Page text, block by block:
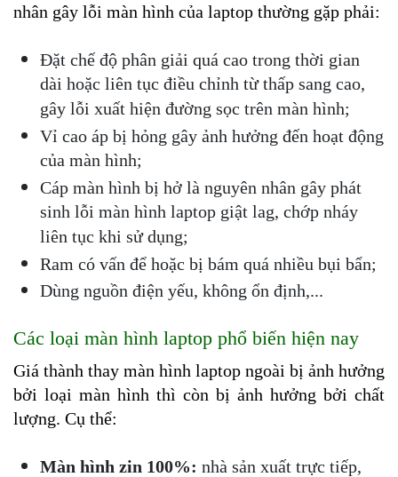
nhân gây lỗi màn hình của laptop thường gặp phải:
Đặt chế độ phân giải quá cao trong thời gian
dài hoặc liên tục điều chỉnh từ thấp sang cao,
gây lỗi xuất hiện đường sọc trên màn hình;
Vỉ cao áp bị hỏng gây ảnh hưởng đến hoạt động
của màn hình;
Cáp màn hình bị hở là nguyên nhân gây phát
sinh lỗi màn hình laptop giật lag, chớp nháy
liên tục khi sử dụng;
Ram có vấn để hoặc bị bám quá nhiều bụi bẩn;
Dùng nguồn điện yếu, không ổn định,...
Các loại màn hình laptop phổ biến hiện nay
Giá thành thay màn hình laptop ngoài bị ảnh hưởng
bởi loại màn hình thì còn bị ảnh hưởng bởi chất
lượng. Cụ thể:
Màn hình zin 100%: nhà sản xuất trực tiếp,